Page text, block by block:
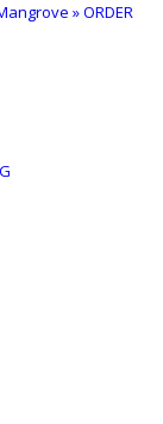
» ORDER